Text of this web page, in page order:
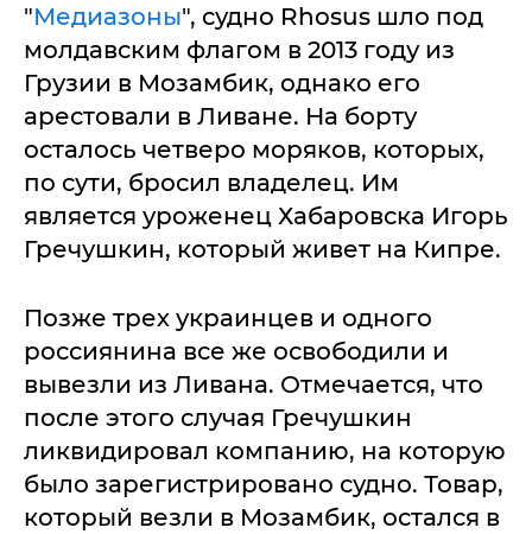
"Медиазоны", судно Rhosus шло под
молдавским флагом в 2013 году из
Грузии в Мозамбик, однако его
арестовали в Ливане. На борту
осталось четверо моряков, которых,
по сути, бросил владелец. Им
является уроженец Хабаровска Игорь
Гречушкин, который живет на Кипре.
Позже трех украинцев и одного
россиянина все же освободили и
вывезли из Ливана. Отмечается, что
после этого случая Гречушкин
ликвидировал компанию, на которую
было зарегистрировано судно. Товар,
который везли в Мозамбик, остался в